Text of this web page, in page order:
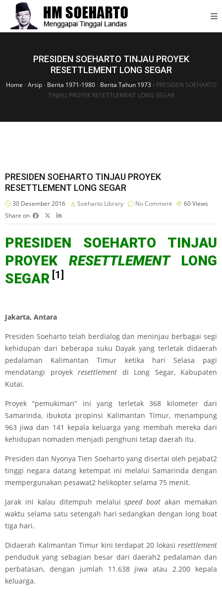
PRESIDEN SOEHARTO TINJAU PROYEK
RESETTLEMENT LONG SEGAR
Home › Arsip› Berita 1971-1980› Berita Tahun 1973› PRESIDEN SOEHARTO
TINJAU PROYEK RESETTLEMENT LONG SEGAR
PRESIDEN SOEHARTO TINJAU PROYEK
RESETTLEMENT LONG SEGAR
30 Desember 2016 Soeharto Library No Comment 60Views
Share on
PRESIDEN SOEHARTO TINJAU
PROYEK RESETTLEMENT LONG
SEGAR [1]
Jakarta, Antara
Presiden Soeharto telah berdialog dan meninjau berbagai segi
kehidupan dari beberapa suku Dayak yang terletak didaerah
pedalaman Kalimantan Timur ketika hari Selasa pagi
mendatangi proyek resettlement di Long Segar, Kabupaten
Kutai.
Proyek “pemukiman” ini yang terletak 368 kilometer dari
Samarinda, ibukota propinsi Kalimantan Timur, menampung
963 jiwa dan 141 kepala keluarga yang membah mereka dari
kehidupan nomaden menjadi penghuni tetap daerah itu.
Presiden dan Nyonya Tien Soeharto yang disertai oleh pejabat2
tinggi negara datang ketempat ini melalui Samarinda dengan
mempergunakan pesawat2 helikopter selama 75 menit.
Jarak ini kalau ditempuh melaluispeed boatakan memakan
waktu selama satu setengah hari sedangkan dengan long boat
tiga hari.
Didaerah Kalimantan Timur kini terdapat 20 lokasi resettlement
penduduk yang sebagian besar dari daerah2 pedalaman dan
perbatasan, dengan jumlah 11.638 jiwa atau 2.200 kepala
keluarga.